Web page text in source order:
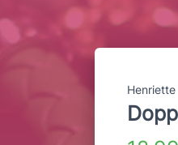
Henriette